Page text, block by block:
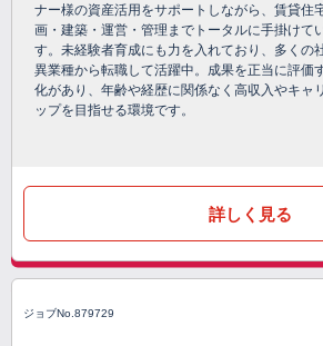
ナー様の資産活用をサポートしながら、賃貸住
画・建築・運営・管理までトータルに手掛けて
す。未経験者育成にも力を入れており、多くの
異業種から転職して活躍中。成果を正当に評価
化があり、年齢や経歴に関係なく高収入やキャ
ップを目指せる環境です。
詳しく見る
ジョブNo.879729